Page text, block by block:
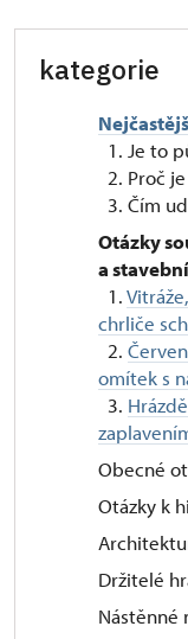
kategorie
1. Je to
2. Proč
3. Čím
Otázky
a
1.
chrliče
2.
omítek s
3.
Obecné
Otázky k
Držitelé
Nástěnné